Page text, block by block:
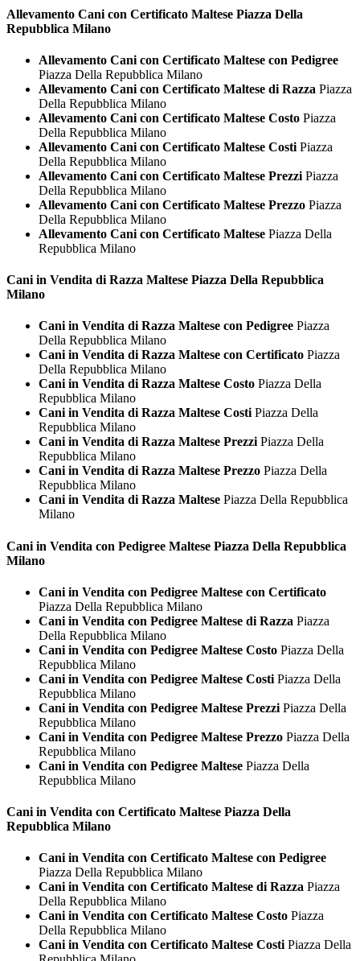
Allevamento Cani con Certificato Maltese Piazza Della
Repubblica Milano
Allevamento Cani con Certificato Maltese con Pedigree
Piazza Della Repubblica Milano
Allevamento Cani con Certificato Maltese di Razza Piazza
Della Repubblica Milano
Allevamento Cani con Certificato Maltese Costo Piazza
Della Repubblica Milano
Allevamento Cani con Certificato Maltese Costi Piazza
Della Repubblica Milano
Allevamento Cani con Certificato Maltese Prezzi Piazza
Della Repubblica Milano
Allevamento Cani con Certificato Maltese Prezzo Piazza
Della Repubblica Milano
Allevamento Cani con Certificato Maltese Piazza Della
Repubblica Milano
Cani in Vendita di Razza Maltese Piazza Della Repubblica
Milano
Cani in Vendita di Razza Maltese con Pedigree Piazza
Della Repubblica Milano
Cani in Vendita di Razza Maltese con Certificato Piazza
Della Repubblica Milano
Cani in Vendita di Razza Maltese Costo Piazza Della
Repubblica Milano
Cani in Vendita di Razza Maltese CostiPiazza Della
Repubblica Milano
Cani in Vendita di Razza Maltese PrezziPiazza Della
Repubblica Milano
Cani in Vendita di Razza Maltese Prezzo Piazza Della
Repubblica Milano
Cani in Vendita di Razza Maltese Piazza Della Repubblica
Milano
Cani in Vendita con Pedigree Maltese Piazza Della Repubblica
Milano
Cani in Vendita con Pedigree Maltese con Certificato
Piazza Della Repubblica Milano
Cani in Vendita con Pedigree Maltese di Razza Piazza
Della Repubblica Milano
Cani in Vendita con Pedigree Maltese Costo Piazza Della
Repubblica Milano
Cani in Vendita con Pedigree Maltese Costi Piazza Della
Repubblica Milano
Cani in Vendita con Pedigree Maltese Prezzi Piazza Della
Repubblica Milano
Cani in Vendita con Pedigree Maltese Prezzo Piazza Della
Repubblica Milano
Cani in Vendita con Pedigree Maltese Piazza Della
Repubblica Milano
Cani in Vendita con Certificato Maltese Piazza Della
Repubblica Milano
Cani in Vendita con Certificato Maltese con Pedigree
Piazza Della Repubblica Milano
Cani in Vendita con Certificato Maltese di Razza Piazza
Della Repubblica Milano
Cani in Vendita con Certificato Maltese Costo Piazza
Della Repubblica Milano
Cani in Vendita con Certificato Maltese CostiPiazza Della